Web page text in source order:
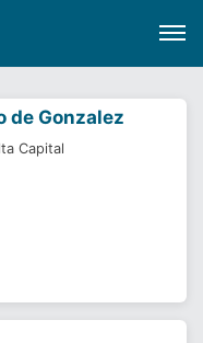
de Gonzalez
Capital